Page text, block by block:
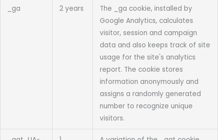
_ga 2 years
The _ga cookie, installed by
Google Analytics, calculates
visitor, session and campaign
data and also keeps track of site
usage for the site's analytics
report. The cookie stores
information anonymously and
assigns a randomly generated
number to recognize unique
visitors.